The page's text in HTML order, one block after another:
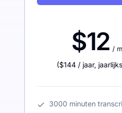
$12 /
($144 / jaar,
3000 minuten